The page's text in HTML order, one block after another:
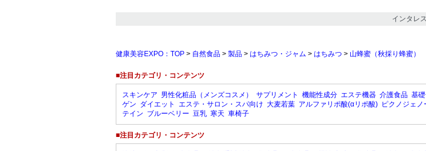
インタレ
健康美容EXPO：TOP > 自然食品 > 製品 > はちみつ・ジャム > はちみつ > 山蜂蜜（秋採り蜂蜜）
■注目カテゴリ・コンテンツ
スキンケア 男性化粧品（メンズコスメ） サプリメント 機能性成分 エステ機器 介護食品 基
ゲン ダイエット エステ・サロン・スパ向け 大麦若葉 アルファリポ酸(αリポ酸) ピクノジェノ
テイン ブルーベリー 豆乳 寒天 車椅子
■注目カテゴリ・コンテンツ